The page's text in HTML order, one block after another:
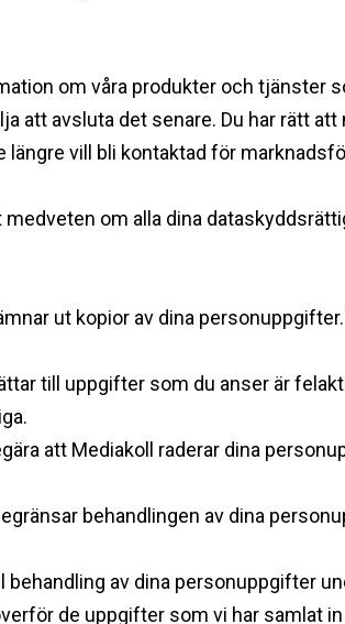
om våra produkter och tjänster
att avsluta det senare. Du har rätt
vill bli kontaktad för
om alla dina
ut kopior av dina
till uppgifter som du anser är
att Mediakoll raderar dina
behandlingen av dina
behandling av dina personuppgifter
de uppgifter som vi har samlat